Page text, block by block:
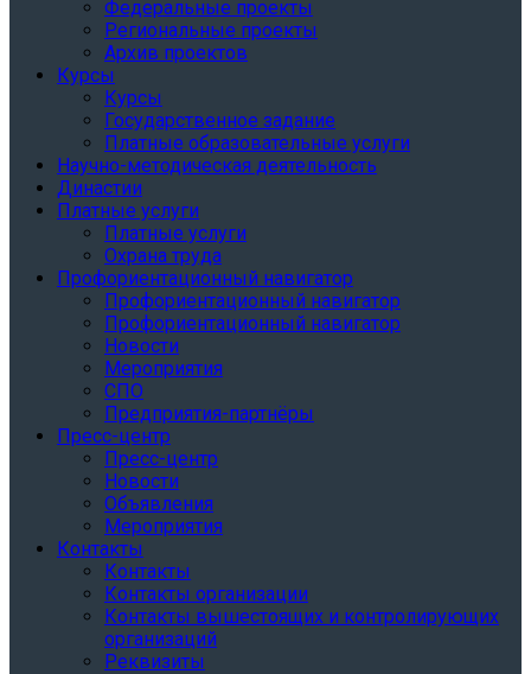
Федеральные проекты
Региональные проекты
Архив проектов
Курсы
Курсы
Государственное задание
Платные образовательные услуги
Научно-методическая деятельность
Династии
Платные услуги
Платные услуги
Охрана труда
Профориентационный навигатор
Профориентационный навигатор
Профориентационный навигатор
Новости
Мероприятия
СПО
Предприятия-партнёры
Пресс-центр
Пресс-центр
Новости
Объявления
Мероприятия
Контакты
Контакты
Контакты организации
Контакты вышестоящих и контролирующих
организаций
Реквизиты